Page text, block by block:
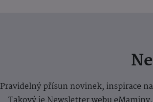
Pravidelný přísun novinek, inspirace